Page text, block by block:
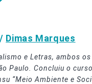
Dimas Marques
e Letras, ambos
Paulo. Concluiu o
“Meio Ambiente e